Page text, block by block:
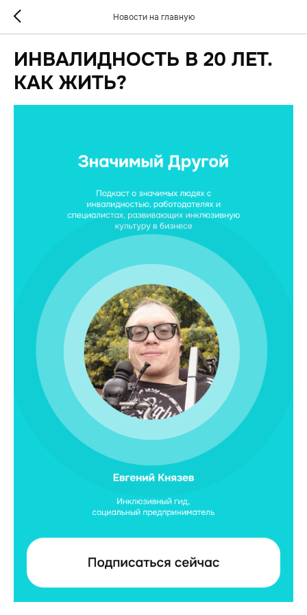
Новости на главную
ИНВАЛИДНОСТЬ В 20 ЛЕТ.
КАК ЖИТЬ?